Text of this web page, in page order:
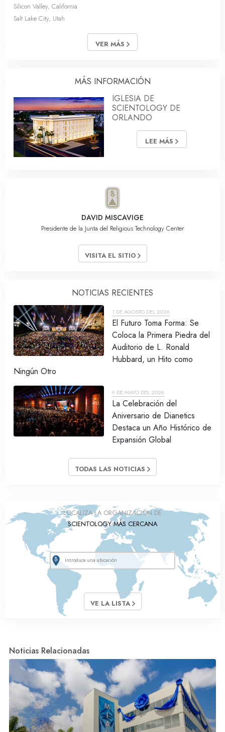
Silicon Valley, California
Salt Lake City, Utah
VER MÁS
MÁS INFORMACIÓN
IGLESIA DE
SCIENTOLOGY DE
ORLANDO
LEE MÁS
DAVID MISCAVIGE
Presidente de la Junta del Religious Technology Center
VISITA EL SITIO
NOTICIAS RECIENTES
1 DE AGOSTO DEL 2026
El Futuro Toma Forma: Se
Coloca la Primera Piedra del
Auditorio de L. Ronald
Hubbard, un Hito como
Ningún Otro
9 DE MAYO DEL 2026
La Celebración del
Aniversario de Dianetics
Destaca un Año Histórico de
Expansión Global
TODAS LAS NOTICIAS
LOCALIZA LA ORGANIZACIÓN DE
SCIENTOLOGY MÁS CERCANA
VE LA LISTA
Noticias Relacionadas